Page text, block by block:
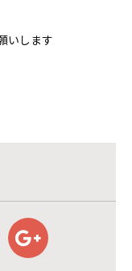
いします